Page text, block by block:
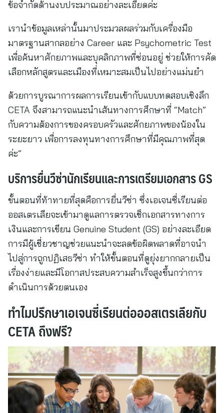
ข้อจำกัดด้านงบประมาณอย่างละเอียดค่ะ
เรานำข้อมูลเหล่านั้นมาประมวลผลร่วมกับเครื่องมือ
มาตรฐานสากลอย่าง Career และ Psychometric Test
เพื่อค้นหาศักยภาพและบุคลิกภาพที่ซ่อนอยู่ ช่วยให้การคัด
เลือกหลักสูตรและเมืองที่เหมาะสมเป็นไปอย่างแม่นยำ
ด้วยการบูรณาการผลการเรียนเข้ากับแบบทดสอบเชิงลึก
CETA จึงสามารถแนะนำเส้นทางการศึกษาที่ “Match”
กับความต้องการของครอบครัวและศักยภาพของน้องใน
ระยะยาว เพื่อการลงทุนทางการศึกษาที่มีคุณภาพที่สุด
ค่ะ”
บริการยื่นวีซ่านักเรียนและการเตรียมเอกสาร GS
ขั้นตอนที่ท้าทายที่สุดคือการยื่นวีซ่า ซึ่งเอเจนซี่เรียนต่อ
ออสเตรเลียจะเข้ามาดูแลการตรวจเช็กเอกสารทางการ
เงินและการเขียน Genuine Student (GS) อย่างละเอียด
การมีผู้เชี่ยวชาญช่วยแนะนำจะลดข้อผิดพลาดที่อาจนำ
ไปสู่การถูกปฏิเสธวีซ่า ทำให้ขั้นตอนที่ดูยุ่งยากกลายเป็น
เรื่องง่ายและมีโอกาสประสบความสำเร็จสูงขึ้นกว่าการ
ดำเนินการด้วยตนเอง
ทำไมปรึกษาเอเจนซี่เรียนต่อออสเตรเลียกับ
CETA ถึงฟรี?